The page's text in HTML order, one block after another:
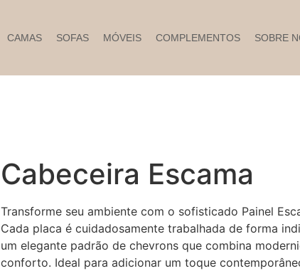
CAMAS SOFAS MÓVEIS COMPLEMENTOS SOBRE
Cabeceira Escama
Transforme seu ambiente com o sofisticado Painel
Cada placa é cuidadosamente trabalhada de forma
um elegante padrão de chevrons que combina
conforto. Ideal para adicionar um toque